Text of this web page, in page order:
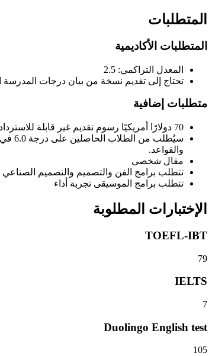
المتطلبات
المتطلبات الأكاديمية
المعدل التراكمي: 2.5
تحتاج إلى تقديم نسخة من بيان درجات المدرسة
متطلبات إضافية
70 دولارًا أمريكيًا رسوم تقديم غير قابلة للاسترداد
والقواعد.
مقال شخصى
تتطلب برامج الفن والتصميم والتصميم
تتطلب برامج الموسيقى تجربة أداء
الإختبارات المطلوبة
TOEFL-IBT
79
IELTS
7
Duolingo English test
105